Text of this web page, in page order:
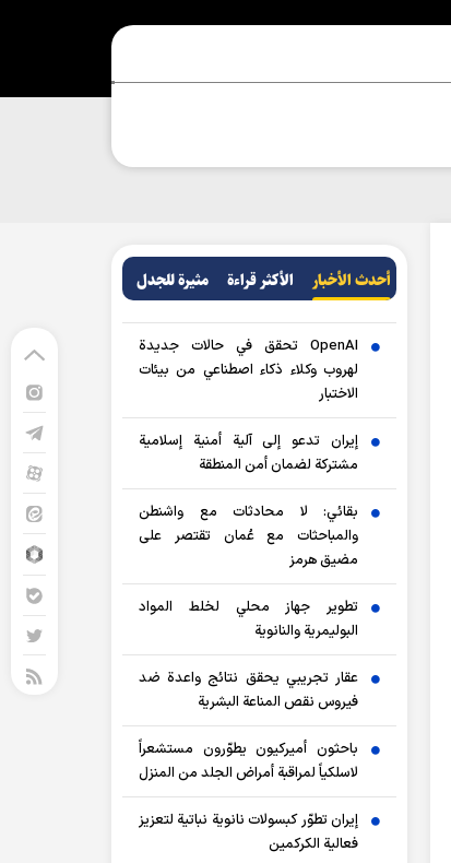
أحدث الأخبار الأکثر قراءة مثيرة للجدل
OpenAI تحقق في حالات جديدة
لهروب وكلاء ذكاء اصطناعي من بيئات
الاختبار
إيران تدعو إلى آلية أمنية إسلامية
مشتركة لضمان أمن المنطقة
بقائي: لا محادثات مع واشنطن
والمباحثات مع عُمان تقتصر على
مضيق هرمز
تطوير جهاز محلي لخلط المواد
البوليمرية والنانوية
عقار تجريبي يحقق نتائج واعدة ضد
فيروس نقص المناعة البشرية
باحثون أميركيون يطوّرون مستشعراً
لاسلكياً لمراقبة أمراض الجلد من المنزل
إيران تطوّر كبسولات نانوية نباتية لتعزيز
فعالية الكركمين